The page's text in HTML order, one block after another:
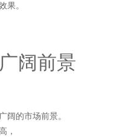
果。
阔前景
阔的市场前景。
，